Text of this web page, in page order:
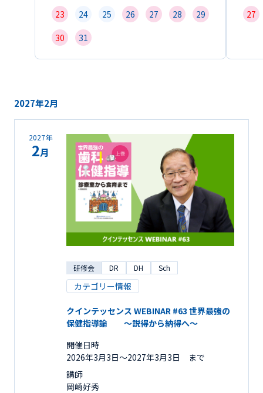
23
24 25 26 27 28
29
30
31
27
2027年2月
2027年
2月
研修会 DR DH Sch
カテゴリー情報
クインテッセンス WEBINAR #63 世界最強の
保健指導論 ～説得から納得へ～
開催日時
2026年3月3日〜2027年3月3日 まで
講師
岡崎好秀